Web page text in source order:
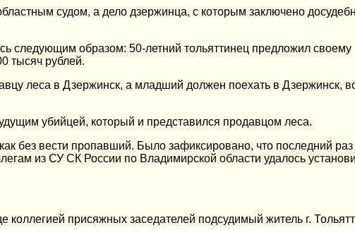
судом, а дело дзержинца, с которым заключено
следующим образом: 50-летний тольяттинец предложил своему
тысяч рублей.
леса в Дзержинск, а младший должен поехать в Дзержинск,
убийцей, который и представился продавцом леса.
без вести пропавший. Было зафиксировано, что последний раз
из СУ СК России по Владимирской области удалось
коллегией присяжных заседателей подсудимый житель г.